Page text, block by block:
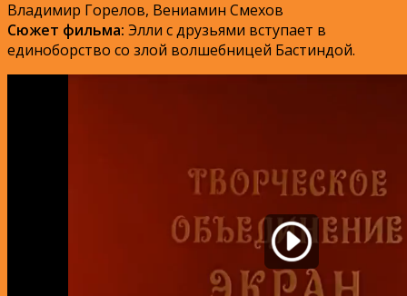
Владимир Горелов, Вениамин Смехов
Сюжет фильма: Элли с друзьями вступает в
единоборство со злой волшебницей Бастиндой.